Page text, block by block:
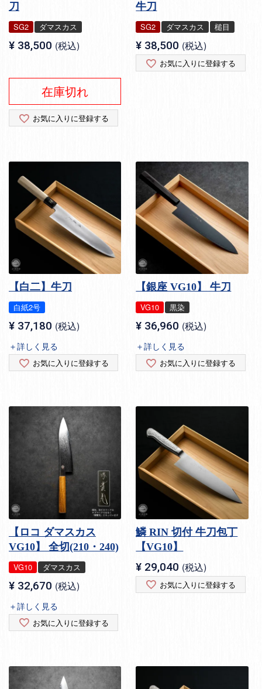
刀
SG2 ダマスカス
¥ 38,500 税込
在庫切れ
お気に入りに登録する
牛刀
SG2 ダマスカス 槌目
¥ 38,500 税込
お気に入りに登録する
【白二】牛刀
白紙2号
¥ 37,180 税込
＋詳しく見る
お気に入りに登録する
【銀座 VG10】 牛刀
VG10 黒染
¥ 36,960 税込
＋詳しく見る
お気に入りに登録する
【ロコ ダマスカス
VG10】 全切(210・240)
VG10 ダマスカス
¥ 32,670 税込
＋詳しく見る
お気に入りに登録する
鱗 RIN 切付 牛刀包丁
【VG10】
¥ 29,040 税込
お気に入りに登録する